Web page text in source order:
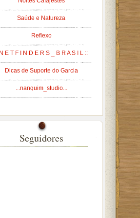
Saúde e Natureza
Reflexo
E T F I N D E R S _ B R A S I L ::
Dicas de Suporte do Garcia
...nanquim_studio...
Seguidores